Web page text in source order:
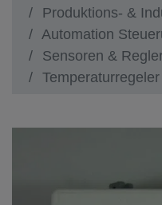
Produktions- &
Automation
Sensoren &